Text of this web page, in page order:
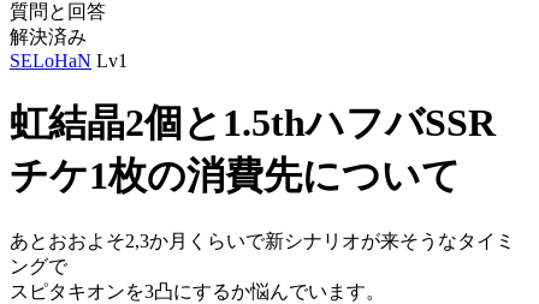
質問と回答
解決済み
SELoHaN Lv1
虹結晶2個と1.5thハフバSSR
チケ1枚の消費先について
あとおおよそ2,3か月くらいで新シナリオが来そうなタイミ
ングで
スピタキオンを3凸にするか悩んでいます。